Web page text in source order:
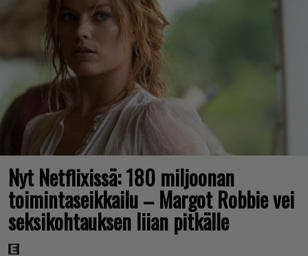
Nyt Netflixissä: 180 miljoonan
toimintaseikkailu – Margot Robbie vei
seksikohtauksen liian pitkälle